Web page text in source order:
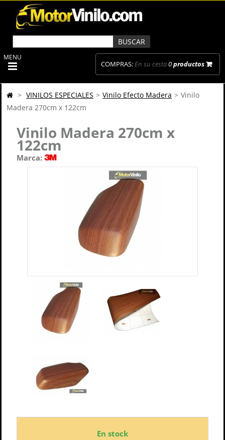
COMPRAS:En su cesta0productos
MENU
> VINILOS ESPECIALES > Vinilo Efecto Madera > Vinilo
Madera 270cm x 122cm
Vinilo Madera 270cm x
122cm
Marca:
En stock